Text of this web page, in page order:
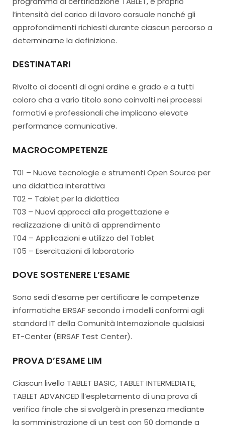
l’intensità del carico di lavoro corsuale nonché gli
approfondimenti richiesti durante ciascun percorso a
determinarne la definizione.
DESTINATARI
Rivolto ai docenti di ogni ordine e grado e a tutti
coloro cha a vario titolo sono coinvolti nei processi
formativi e professionali che implicano elevate
performance comunicative.
MACROCOMPETENZE
T01 – Nuove tecnologie e strumenti Open Source per
una didattica interattiva
T02 – Tablet per la didattica
T03 – Nuovi approcci alla progettazione e
realizzazione di unità di apprendimento
T04 – Applicazioni e utilizzo del Tablet
T05 – Esercitazioni di laboratorio
DOVE SOSTENERE L’ESAME
Sono sedi d’esame per certificare le competenze
informatiche EIRSAF secondo i modelli conformi agli
standard IT della Comunità Internazionale qualsiasi
ET-Center (EIRSAF Test Center).
PROVA D’ESAME LIM
Ciascun livello TABLET BASIC, TABLET INTERMEDIATE,
TABLET ADVANCED ll’espletamento di una prova di
verifica finale che si svolgerà in presenza mediante
la somministrazione di un test con 50 domande a